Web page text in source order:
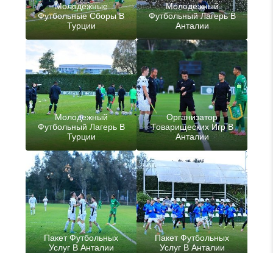
Молодежные
Футбольные Сборы В
Турции
Молодежный
Футбольный Лагерь В
Анталии
Молодежный
Футбольный Лагерь В
Турции
Организатор
Товарищеских Игр В
Анталии
Пакет Футбольных
Услуг В Анталии
Пакет Футбольных
Услуг В Анталии